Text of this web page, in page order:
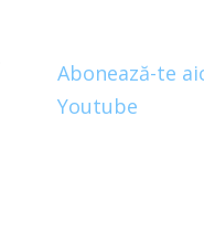
Abonează-te
Youtube